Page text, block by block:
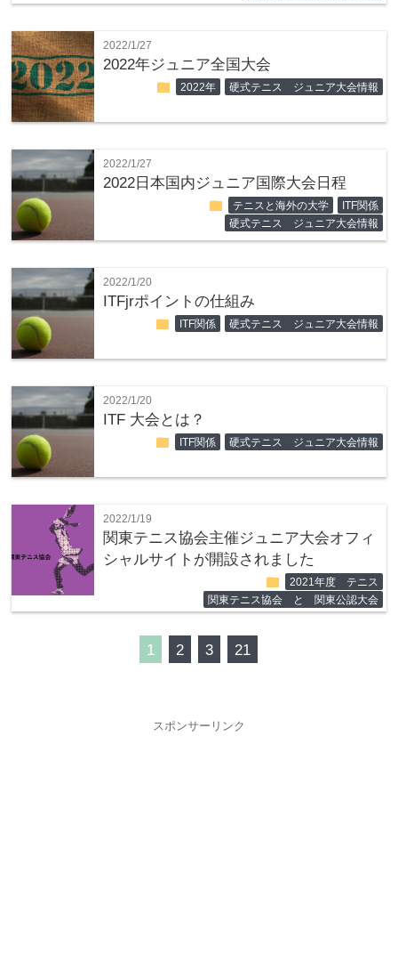
2022/1/27
2022年ジュニア全国大会
folder 2022年 硬式テニス ジュニア大会情報
2022/1/27
2022日本国内ジュニア国際大会日程
folder テニスと海外の大学
ITF関係
硬式テニス ジュニア大会情報
2022/1/20
ITFjrポイントの仕組み
folder ITF関係 硬式テニス ジュニア大会情報
2022/1/20
ITF 大会とは？
folder ITF関係 硬式テニス ジュニア大会情報
2022/1/19
関東テニス協会主催ジュニア大会オフィ
シャルサイトが開設されました
folder
2021年度 テニス
関東テニス協会 と 関東公認大会
1 2 3 21
スポンサーリンク